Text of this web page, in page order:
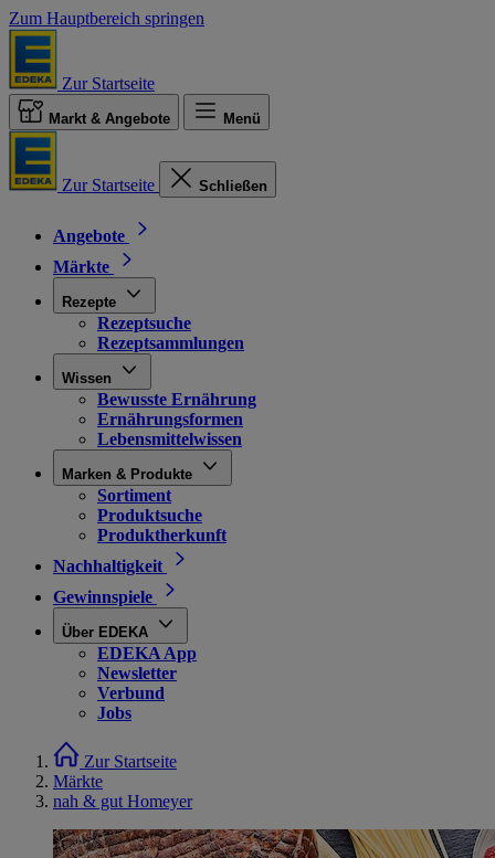
Zum Hauptbereich springen
Zur Startseite
Markt & Angebote Menü
Zur Startseite Schließen
Angebote
Märkte
Rezepte
Rezeptsuche
Rezeptsammlungen
Wissen
Bewusste Ernährung
Ernährungsformen
Lebensmittelwissen
Marken & Produkte
Sortiment
Produktsuche
Produktherkunft
Nachhaltigkeit
Gewinnspiele
Über EDEKA
EDEKA App
Newsletter
Verbund
Jobs
Zur Startseite
Märkte
nah & gut Homeyer